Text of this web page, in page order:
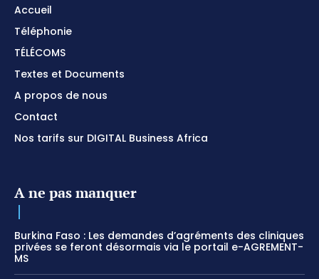
Accueil
Téléphonie
TÉLÉCOMS
Textes et Documents
A propos de nous
Contact
Nos tarifs sur DIGITAL Business Africa
A ne pas manquer
Burkina Faso : Les demandes d’agréments des cliniques
privées se feront désormais via le portail e-AGREMENT-
MS